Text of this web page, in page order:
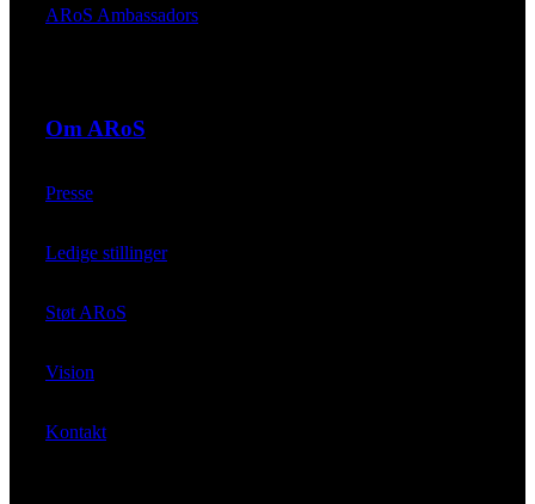
ARoS Ambassadors
Om ARoS
Presse
Ledige stillinger
Støt ARoS
Vision
Kontakt